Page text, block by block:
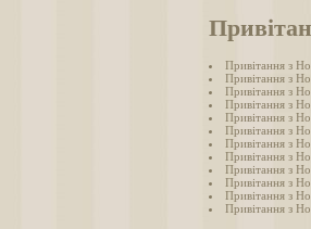
Привітання з
Привітання з
Привітання з
Привітання з
Привітання з
Привітання з
Привітання з
Привітання з
Привітання з
Привітання з
Привітання з
Привітання з